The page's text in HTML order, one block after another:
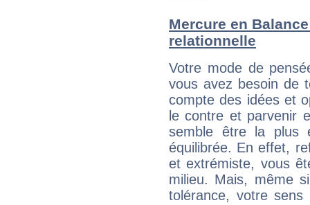
Mercure en
relationnelle
Votre mode de
vous avez besoin de
compte des idées et
le contre et parvenir
semble être la plus
équilibrée. En effet,
et extrémiste, vous
milieu. Mais, même
tolérance, votre